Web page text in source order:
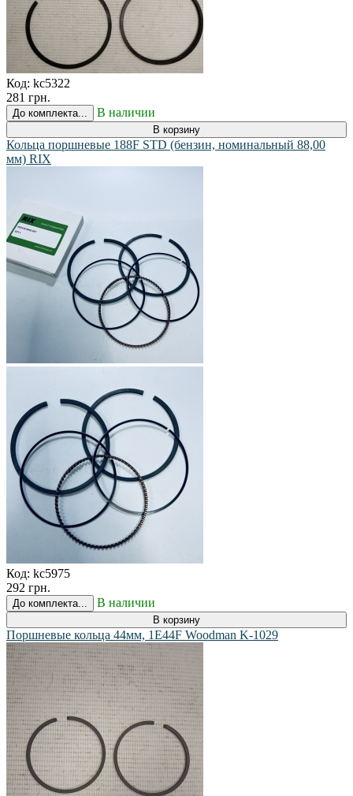
Код: kc5322
281 грн.
До комплекта... В наличии
В корзину
Кольца поршневые 188F STD (бензин, номинальный 88,00
мм) RIХ
Код: kc5975
292 грн.
До комплекта... В наличии
В корзину
Поршневые кольца 44мм, 1E44F Woodman K-1029